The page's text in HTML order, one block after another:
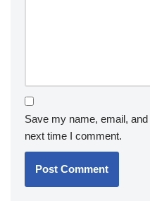
Save my name, email,
next time I comment.